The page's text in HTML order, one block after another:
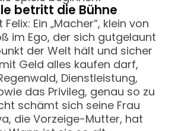
betritt die Bühne
Ein „Macher“, klein von
im Ego, der sich gutgelaunt
der Welt hält und sicher
Geld alles kaufen darf,
Dienstleistung,
das Privileg, genau so zu
schämt sich seine Frau
die Vorzeige-Mutter, hat